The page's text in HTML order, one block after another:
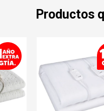
Productos